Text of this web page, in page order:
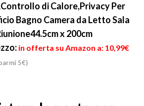
di Calore,Privacy Per
Bagno Camera da Letto Sala
x 200cm
in offerta su Amazon a: 10,99€
5€)